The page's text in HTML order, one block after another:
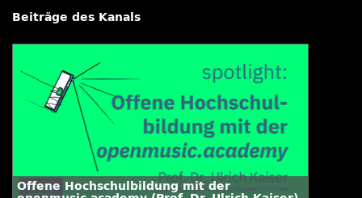
Beiträge des Kanals
Offene Hochschulbildung mit der